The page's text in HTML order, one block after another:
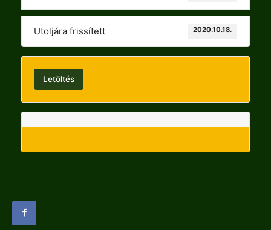
Utoljára frissített 2020.10.18.
Letöltés